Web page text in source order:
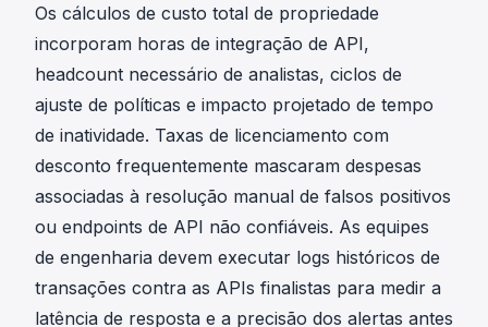
Os cálculos de custo total de propriedade
incorporam horas de integração de API,
headcount necessário de analistas, ciclos de
ajuste de políticas e impacto projetado de tempo
de inatividade. Taxas de licenciamento com
desconto frequentemente mascaram despesas
associadas à resolução manual de falsos positivos
ou endpoints de API não confiáveis. As equipes
de engenharia devem executar logs históricos de
transações contra as APIs finalistas para medir a
latência de resposta e a precisão dos alertas antes